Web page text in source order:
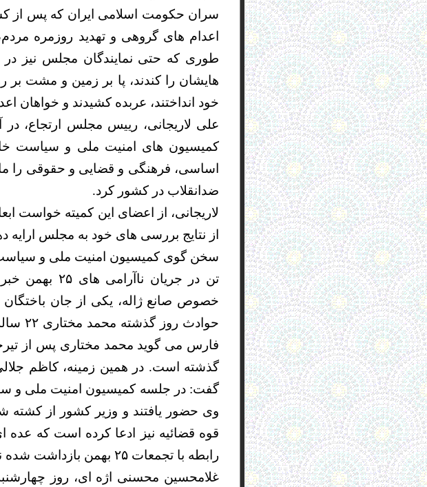
طوری که حتی نمایندگان مجلس نیز
هایشان را کندند، پا بر زمین و مشت
خود انداختند، عربده کشیدند و خواهان
کمیسیون های امنیت ملی و سیاست
اساسی،‌ فرهنگی و قضایی و حقوقی را
ضدانقلاب در کشور کرد.
لاریجانی، از اعضای این کمیته خواست
از نتایج بررسی های خود به مجلس ارایه
سخن گوی کمیسیون امنیت ملی و
تن در جریان
فارس می گوید محمد مختاری پس از
گذشته است. در همین زمینه، کاظم
گفت: در جلسه کميسيون امنيت ملی و
قوه قضائیه نیز ادعا کرده است که عده
رابطه با تجمعات ۲۵ بهمن بازداشت شده‌ ند و بازداشت ها هم چنان ادامه دارد.